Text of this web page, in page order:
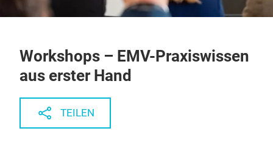
Workshops – EMV-Praxiswissen
aus erster Hand
TEILEN